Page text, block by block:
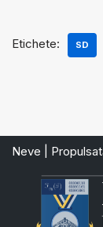
Etichete: SD
Neve |